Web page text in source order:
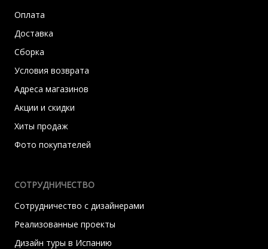
Оплата
Доставка
Сборка
Условия возврата
Адреса магазинов
Акции и скидки
Хиты продаж
Фото покупателей
СОТРУДНИЧЕСТВО
Сотрудничество с дизайнерами
Реализованные проекты
Дизайн туры в Испанию